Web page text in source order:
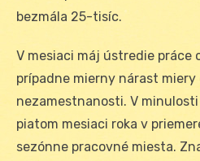
bezmála 25-tisíc.
V mesiaci máj ústredie práce
prípadne mierny nárast miery
nezamestnanosti. V
piatom mesiaci roka v
sezónne pracovné miesta.